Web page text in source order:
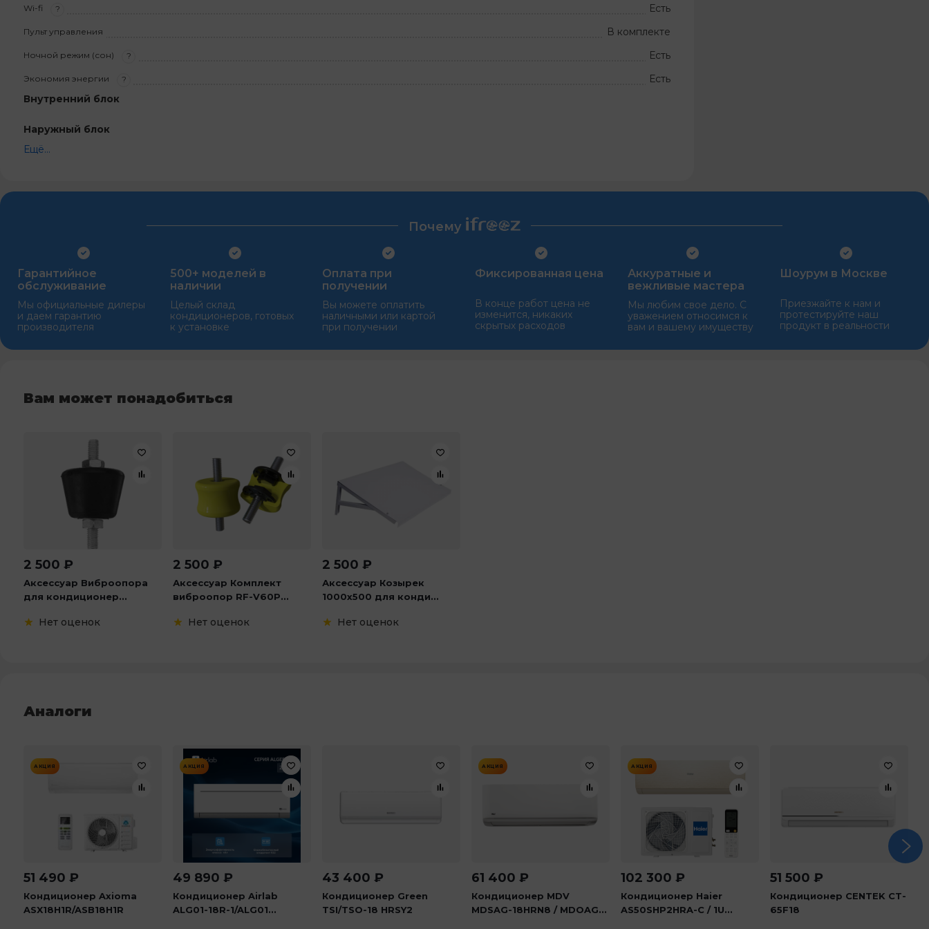
Wi-fi ? Есть
Пульт управления В комплекте
Ночной режим (сон) ? Есть
Экономия энергии ?
Есть
Внутренний блок
Наружный блок
Ещё...
Почему
Гарантийное
обслуживание
Мы официальные дилеры
и даем гарантию
производителя
500+ моделей в
наличии
Целый склад
кондиционеров, готовых
к установке
Оплата при
получении
Вы можете оплатить
наличными или картой
при получении
Фиксированная цена
В конце работ цена не
изменится, никаких
скрытых расходов
Аккуратные и
вежливые мастера
Мы любим свое дело. С
уважением относимся к
вам и вашему имуществу
Шоурум в Москве
Приезжайте к нам и
протестируйте наш
продукт в реальности
Вам может понадобиться
2 500 ₽
Аксессуар Виброопора
для кондиционер...
Нет оценок
2 500 ₽
Аксессуар Комплект
виброопор RF-V60P...
Нет оценок
2 500 ₽
Аксессуар Козырек
1000х500 для конди...
Нет оценок
Аналоги
АКЦИЯ
51 490 ₽
Кондиционер Axioma
ASX18H1R/ASB18H1R
АКЦИЯ
49 890 ₽
Кондиционер Airlab
ALG01-18R-1/ALG01...
43 400 ₽
Кондиционер Green
TSI/TSO-18 HRSY2
АКЦИЯ
61 400 ₽
Кондиционер MDV
MDSAG-18HRN8 / MDOAG...
АКЦИЯ
102 300 ₽
Кондиционер Haier
AS50SHP2HRA-C / 1U...
51 500 ₽
Кондиционер CENTEK CT-
65F18